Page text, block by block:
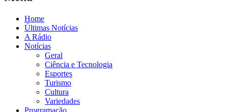
Home
Últimas Notícias
A Rádio
Notícias
Geral
Ciência e Tecnologia
Esportes
Turismo
Cultura
Variedades
Programação